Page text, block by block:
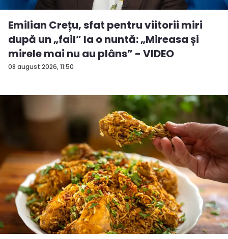
08 august 2026, 11:50
Emilian Crețu, sfat pentru viitorii miri
după un „fail” la o nuntă: „Mireasa și
mirele mai nu au plâns” - VIDEO